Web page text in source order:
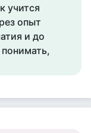
учится
опыт
и до
понимать,